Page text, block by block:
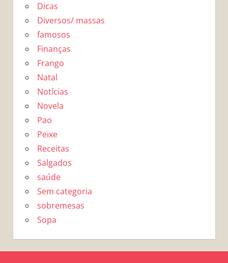
Dicas
Diversos/ massas
famosos
Finanças
Frango
Natal
Notícias
Novela
Pao
Peixe
Receitas
Salgados
saúde
Sem categoria
sobremesas
Sopa